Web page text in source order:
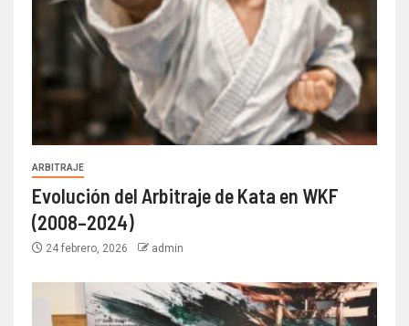
ARBITRAJE
Evolución del Arbitraje de Kata en WKF
(2008–2024)
24 febrero, 2026 admin